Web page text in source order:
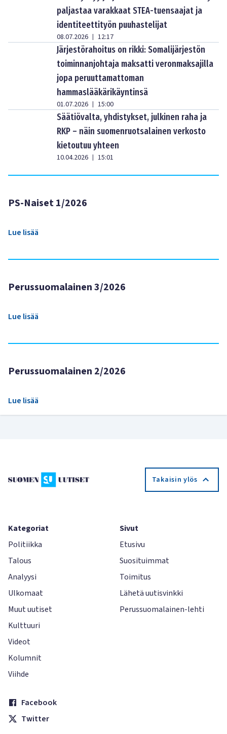
paljastaa varakkaat STEA-tuensaajat ja
identiteettityön puuhastelijat
08.07.2026 | 12:17
Järjestörahoitus on rikki: Somalijärjestön
toiminnanjohtaja maksatti veronmaksajilla
jopa peruuttamattoman
hammaslääkärikäyntinsä
01.07.2026 | 15:00
Säätiövalta, yhdistykset, julkinen raha ja
RKP – näin suomenruotsalainen verkosto
kietoutuu yhteen
10.04.2026 | 15:01
PS-Naiset 1/2026
Lue lisää
Perussuomalainen 3/2026
Lue lisää
Perussuomalainen 2/2026
Lue lisää
Takaisin ylös
Kategoriat
Politiikka
Talous
Analyysi
Ulkomaat
Muut uutiset
Kulttuuri
Videot
Kolumnit
Viihde
Sivut
Etusivu
Suosituimmat
Toimitus
Lähetä uutisvinkki
Perussuomalainen-lehti
Facebook
Twitter